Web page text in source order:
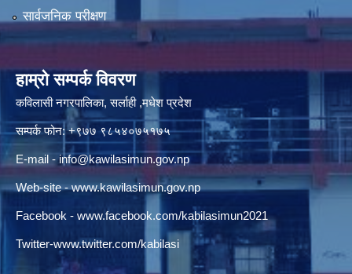
सार्वजनिक परीक्षण
हाम्रो सम्पर्क विवरण
कविलासी नगरपालिका, सर्लाही ,मधेश प्रदेश
सम्पर्क फोन: +९७७ ९८५४०७५१७५
E-mail -info@kawilasimun.gov.np
Web-site -www.kawilasimun.gov.np
Facebook - www.facebook.com/kabilasimun2021
Twitter-www.twitter.com/kabilasi